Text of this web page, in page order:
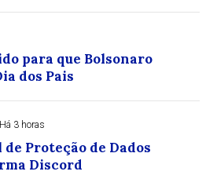
para que Bolsonaro
dos Pais
Há 3 horas
Proteção de Dados
Discord